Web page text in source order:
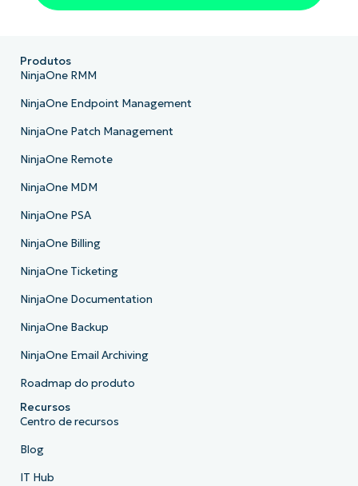
Produtos
NinjaOne RMM
NinjaOne Endpoint Management
NinjaOne Patch Management
NinjaOne Remote
NinjaOne MDM
NinjaOne PSA
NinjaOne Billing
NinjaOne Ticketing
NinjaOne Documentation
NinjaOne Backup
NinjaOne Email Archiving
Roadmap do produto
Recursos
Centro de recursos
Blog
IT Hub